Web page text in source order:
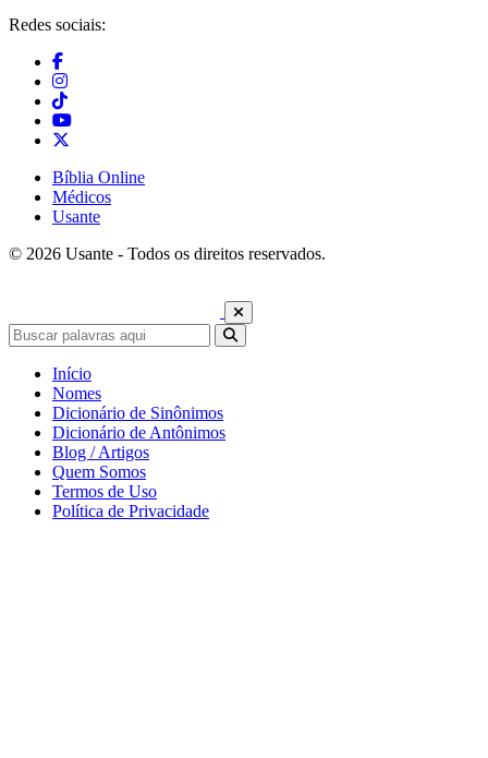
Redes sociais:
Bíblia Online
Médicos
Usante
© 2026 Usante - Todos os direitos reservados.
Início
Nomes
Dicionário de Sinônimos
Dicionário de Antônimos
Blog / Artigos
Quem Somos
Termos de Uso
Política de Privacidade